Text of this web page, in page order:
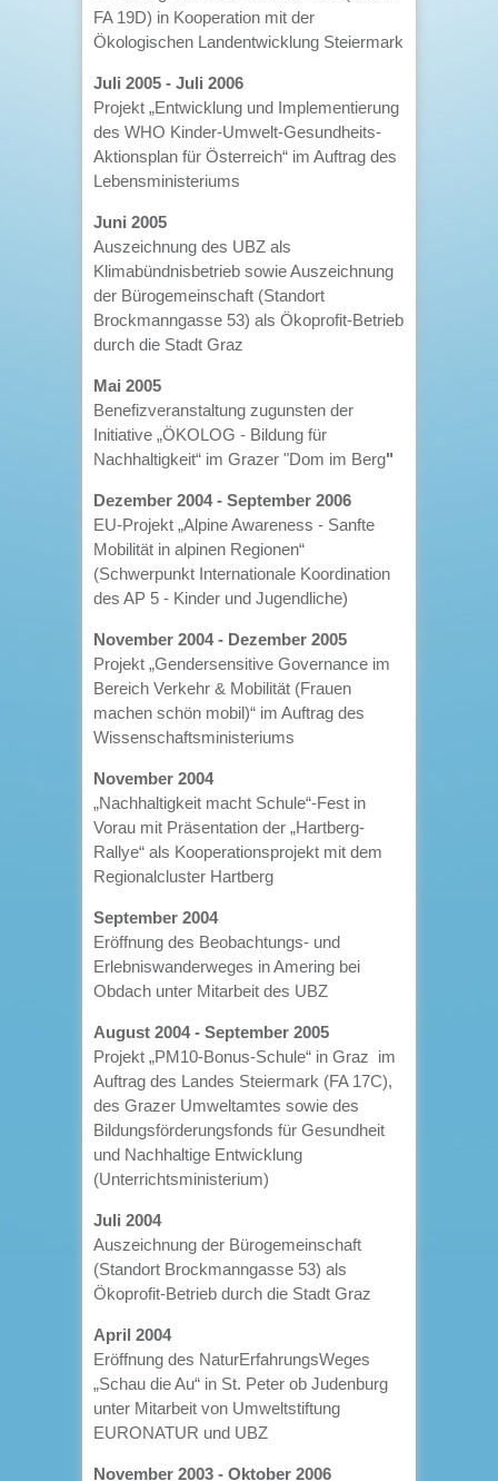
FA 19D) in Kooperation mit der
Ökologischen Landentwicklung Steiermark
Juli 2005 - Juli 2006
Projekt „Entwicklung und Implementierung
des WHO Kinder-Umwelt-Gesundheits-
Aktionsplan für Österreich“ im Auftrag des
Lebensministeriums
Juni 2005
Auszeichnung des UBZ als
Klimabündnisbetrieb sowie Auszeichnung
der Bürogemeinschaft (Standort
Brockmanngasse 53) als Ökoprofit-Betrieb
durch die Stadt Graz
Mai 2005
Benefizveranstaltung zugunsten der
Initiative „ÖKOLOG - Bildung für
Nachhaltigkeit“ im Grazer "Dom im Berg"
Dezember 2004 - September 2006
EU-Projekt „Alpine Awareness - Sanfte
Mobilität in alpinen Regionen“
(Schwerpunkt Internationale Koordination
des AP 5 - Kinder und Jugendliche)
November 2004 - Dezember 2005
Projekt „Gendersensitive Governance im
Bereich Verkehr & Mobilität (Frauen
machen schön mobil)“ im Auftrag des
Wissenschaftsministeriums
November 2004
„Nachhaltigkeit macht Schule“-Fest in
Vorau mit Präsentation der „Hartberg-
Rallye“ als Kooperationsprojekt mit dem
Regionalcluster Hartberg
September 2004
Eröffnung des Beobachtungs- und
Erlebniswanderweges in Amering bei
Obdach unter Mitarbeit des UBZ
August 2004 - September 2005
Projekt „PM10-Bonus-Schule“ in Graz im
Auftrag des Landes Steiermark (FA 17C),
des Grazer Umweltamtes sowie des
Bildungsförderungsfonds für Gesundheit
und Nachhaltige Entwicklung
(Unterrichtsministerium)
Juli 2004
Auszeichnung der Bürogemeinschaft
(Standort Brockmanngasse 53) als
Ökoprofit-Betrieb durch die Stadt Graz
April 2004
Eröffnung des NaturErfahrungsWeges
„Schau die Au“ in St. Peter ob Judenburg
unter Mitarbeit von Umweltstiftung
EURONATUR und UBZ
November 2003 - Oktober 2006